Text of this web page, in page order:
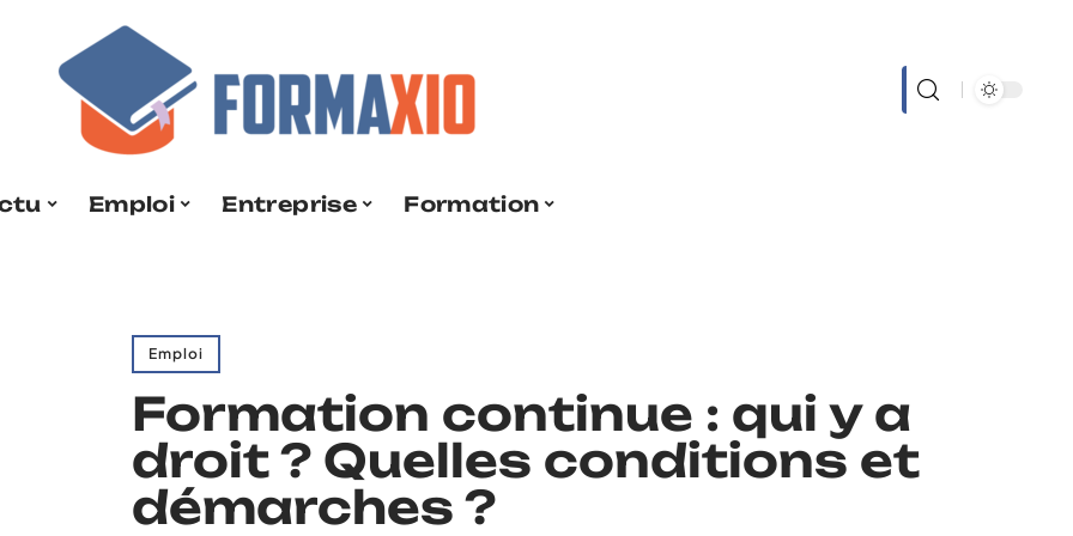
Emploi Entreprise Formation
Emploi
Formation continue : qui y a
droit ? Quelles conditions et
démarches ?